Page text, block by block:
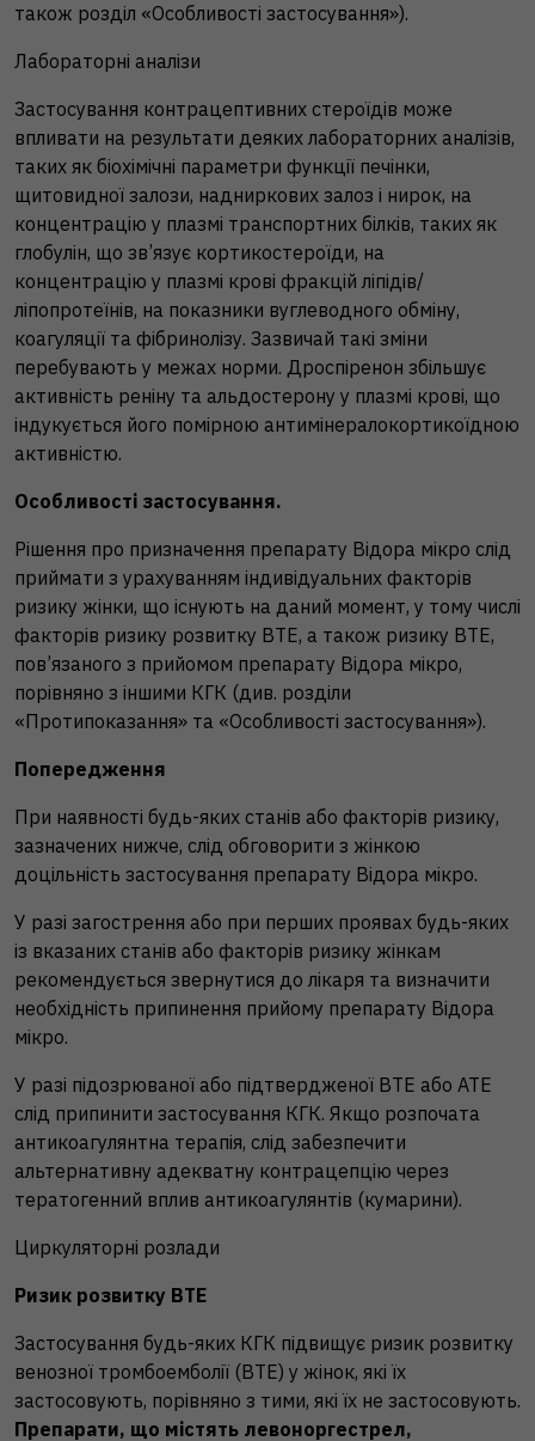
також розділ «Особливості застосування»).
Лабораторні аналізи
Застосування контрацептивних стероїдів може
впливати на результати деяких лабораторних аналізів,
таких як біохімічні параметри функції печінки,
щитовидної залози, надниркових залоз і нирок, на
концентрацію у плазмі транспортних білків, таких як
глобулін, що зв’язує кортикостероїди, на
концентрацію у плазмі крові фракцій ліпідів/
ліпопротеїнів, на показники вуглеводного обміну,
коагуляції та фібринолізу. Зазвичай такі зміни
перебувають у межах норми. Дроспіренон збільшує
активність реніну та альдостерону у плазмі крові, що
індукується його помірною антимінералокортикоїдною
активністю.
Особливості застосування.
Рішення про призначення препарату Відора мікро слід
приймати з урахуванням індивідуальних факторів
ризику жінки, що існують на даний момент, у тому числі
факторів ризику розвитку ВТЕ, а також ризику ВТЕ,
пов’язаного з прийомом препарату Відора мікро,
порівняно з іншими КГК (див. розділи
«Протипоказання» та «Особливості застосування»).
Попередження
При наявності будь-яких станів або факторів ризику,
зазначених нижче, слід обговорити з жінкою
доцільність застосування препарату Відора мікро.
У разі загострення або при перших проявах будь-яких
із вказаних станів або факторів ризику жінкам
рекомендується звернутися до лікаря та визначити
необхідність припинення прийому препарату Відора
мікро.
У разі підозрюваної або підтвердженої ВТЕ або АТЕ
слід припинити застосування КГК. Якщо розпочата
антикоагулянтна терапія, слід забезпечити
альтернативну адекватну контрацепцію через
тератогенний вплив антикоагулянтів (кумарини).
Циркуляторні розлади
Ризик розвитку ВТЕ
Застосування будь-яких КГК підвищує ризик розвитку
венозної тромбоемболії (ВТЕ) у жінок, які їх
застосовують, порівняно з тими, які їх не застосовують.
Препарати, що містять левоноргестрел,